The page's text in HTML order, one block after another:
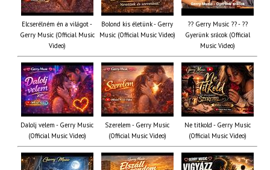
Elcserélném én a világot -
Gerry Music (Official Music
Video)
Bolond kis életünk - Gerry
Music (Official Music Video)
?? Gerry Music ?? - ??
Gyerünk srácok (Official
Music Video)
Dalolj velem - Gerry Music
(Official Music Video)
Szerelem - Gerry Music
(Official Music Video)
Ne titkold - Gerry Music
(Official Music Video)